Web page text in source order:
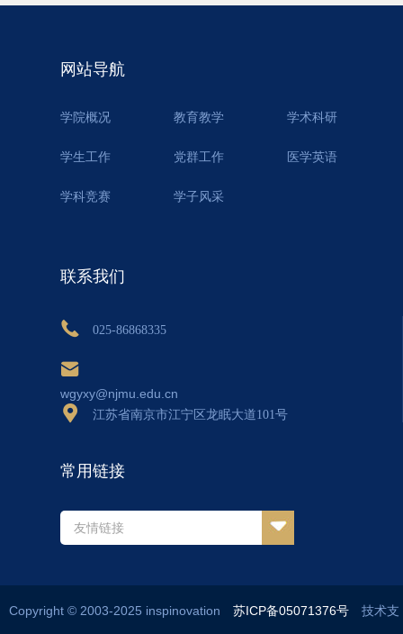
网站导航
学院概况 教育教学 学术科研
学生工作 党群工作 医学英语
学科竞赛 学子风采
联系我们
025-86868335
wgyxy@njmu.edu.cn
江苏省南京市江宁区龙眠大道101号
常用链接
友情链接
Copyright © 2003-2025 inspinovation 苏ICP备05071376号 技术支